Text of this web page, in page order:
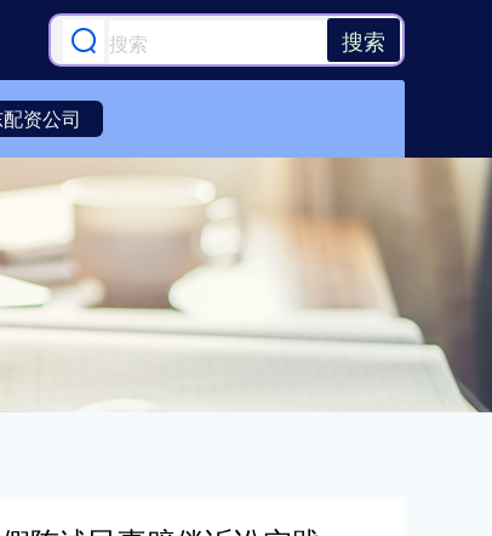
搜索
资公司